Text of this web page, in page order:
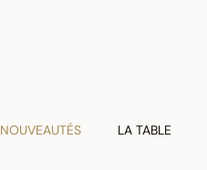
NOUVEAUTÉS LA TABLE